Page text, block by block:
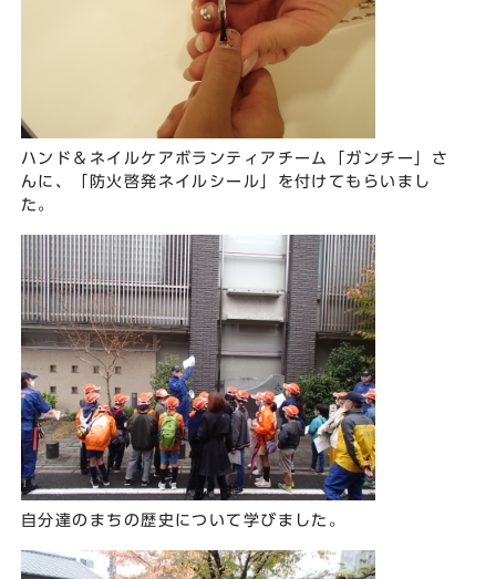
ハンド＆ネイルケアボランティアチーム「ガンチー」さ
んに、「防火啓発ネイルシール」を付けてもらいまし
た。
自分達のまちの歴史について学びました。